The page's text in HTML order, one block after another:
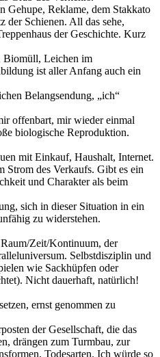
Gehupe, Reklame, dem Stakkato
der Schienen. All das sehe,
der Geschichte. Kurz
Biomüll, Leichen im
ist aller Anfang auch ein
Belangsendung, „ich“
offenbart, mir wieder einmal
biologische Reproduktion.
mit Einkauf, Haushalt, Internet.
Strom des Verkaufs. Gibt es ein
und Charakter als beim
sich in dieser Situation in ein
zu widerstehen.
Zeit/Kontinuum, der
Selbstdisziplin und
wie Sackhüpfen oder
Nicht dauerhaft, natürlich!
ernst genommen zu
der Gesellschaft, die das
drängen zum Turmbau, zur
Todesarten. Ich würde so